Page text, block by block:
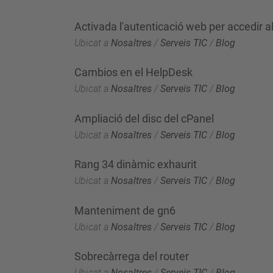
Activada l'autenticació web per accedir
Ubicat a Nosaltres /Serveis TIC / Blog
Cambios en el HelpDesk
Ubicat a Nosaltres /Serveis TIC /Blog
Ampliació del disc del cPanel
Ubicat a Nosaltres /Serveis TIC / Blog
Rang 34 dinàmic exhaurit
Ubicat a Nosaltres /Serveis TIC /Blog
Manteniment de gn6
Ubicat a Nosaltres /Serveis TIC / Blog
Sobrecàrrega del router